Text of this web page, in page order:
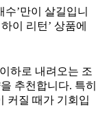
’만이 살길입니
이 리턴’ 상품에
하로 내려오는 조
추천합니다. 특히
커질 때가 기회입